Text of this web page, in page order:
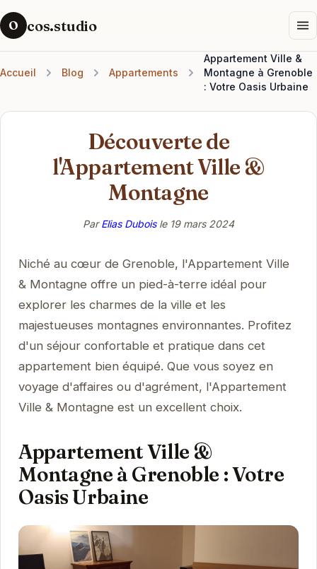
O cos.studio
Accueil Blog Appartements
Appartement Ville &
Montagne à Grenoble
: Votre Oasis Urbaine
Découverte de
l'Appartement Ville &
Montagne
ParElias Duboisle 19 mars 2024
Niché au cœur de Grenoble, l'Appartement Ville
& Montagne offre un pied-à-terre idéal pour
explorer les charmes de la ville et les
majestueuses montagnes environnantes. Profitez
d'un séjour confortable et pratique dans cet
appartement bien équipé. Que vous soyez en
voyage d'affaires ou d'agrément, l'Appartement
Ville & Montagne est un excellent choix.
Appartement Ville &
Montagne à Grenoble : Votre
Oasis Urbaine